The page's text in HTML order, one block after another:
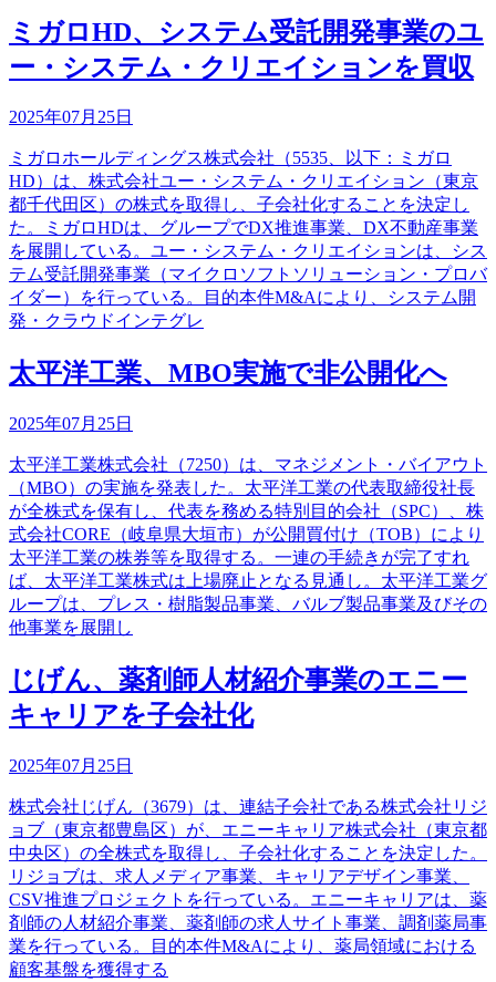
ミガロHD、システム受託開発事業のユ
ー・システム・クリエイションを買収
2025年07月25日
ミガロホールディングス株式会社（5535、以下：ミガロ
HD）は、株式会社ユー・システム・クリエイション（東京
都千代田区）の株式を取得し、子会社化することを決定し
た。ミガロHDは、グループでDX推進事業、DX不動産事業
を展開している。ユー・システム・クリエイションは、シス
テム受託開発事業（マイクロソフトソリューション・プロバ
イダー）を行っている。目的本件M&Aにより、システム開
発・クラウドインテグレ
太平洋工業、MBO実施で非公開化へ
2025年07月25日
太平洋工業株式会社（7250）は、マネジメント・バイアウト
（MBO）の実施を発表した。太平洋工業の代表取締役社長
が全株式を保有し、代表を務める特別目的会社（SPC）、株
式会社CORE（岐阜県大垣市）が公開買付け（TOB）により
太平洋工業の株券等を取得する。一連の手続きが完了すれ
ば、太平洋工業株式は上場廃止となる見通し。太平洋工業グ
ループは、プレス・樹脂製品事業、バルブ製品事業及びその
他事業を展開し
じげん、薬剤師人材紹介事業のエニー
キャリアを子会社化
2025年07月25日
株式会社じげん（3679）は、連結子会社である株式会社リジ
ョブ（東京都豊島区）が、エニーキャリア株式会社（東京都
中央区）の全株式を取得し、子会社化することを決定した。
リジョブは、求人メディア事業、キャリアデザイン事業、
CSV推進プロジェクトを行っている。エニーキャリアは、薬
剤師の人材紹介事業、薬剤師の求人サイト事業、調剤薬局事
業を行っている。目的本件M&Aにより、薬局領域における
顧客基盤を獲得する